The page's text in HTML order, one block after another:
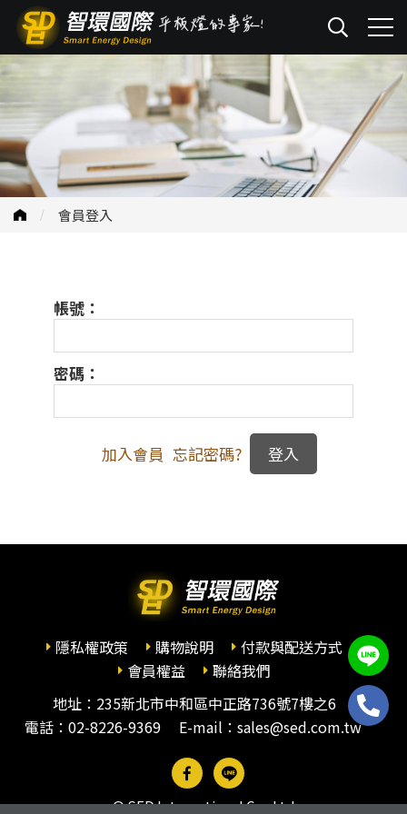
會員登入
帳號：
密碼：
加入會員 忘記密碼?
隱私權政策 購物說明
付款與配送方式
會員權益
聯絡我們
地址：235新北市中和區中正路736號7樓之6
電話： 02-8226-9369 E-mail：sales@sed.com.tw
© SED International Co., Ltd